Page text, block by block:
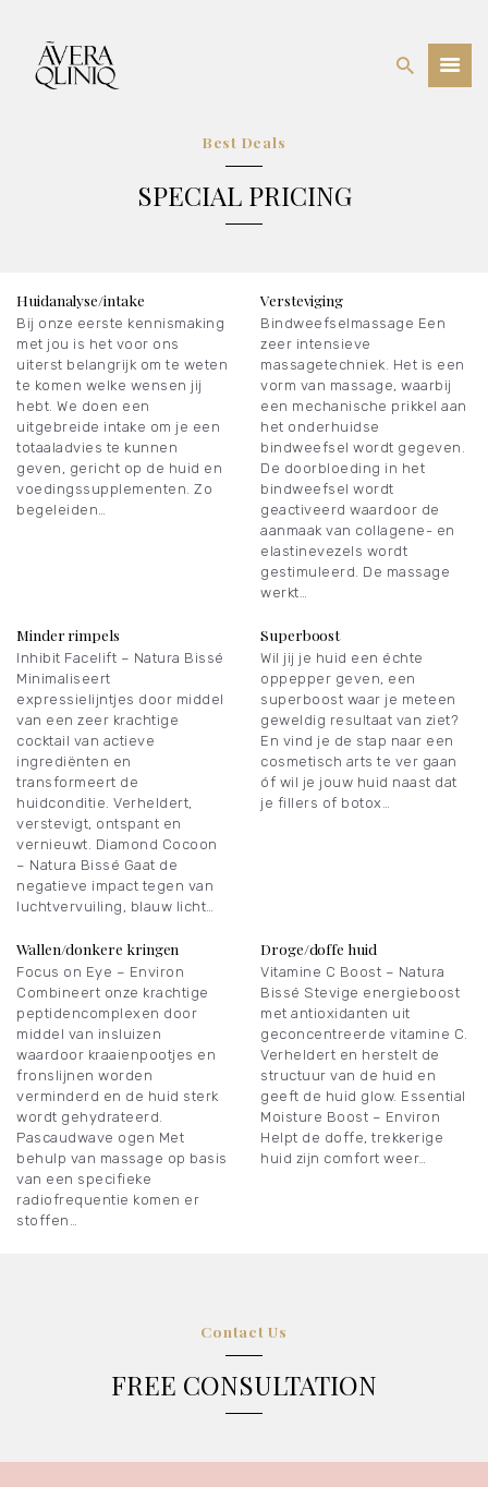
BEHANDELINGEN
WEBSHOP
Best Deals
SPECIAL PRICING
Huidanalyse/intake
Bij onze eerste kennismaking
met jou is het voor ons
uiterst belangrijk om te weten
te komen welke wensen jij
hebt. We doen een
uitgebreide intake om je een
totaaladvies te kunnen
geven, gericht op de huid en
voedingssupplementen. Zo
begeleiden…
Versteviging
Bindweefselmassage Een
zeer intensieve
massagetechniek. Het is een
vorm van massage, waarbij
een mechanische prikkel aan
het onderhuidse
bindweefsel wordt gegeven.
De doorbloeding in het
bindweefsel wordt
geactiveerd waardoor de
aanmaak van collagene- en
elastinevezels wordt
gestimuleerd. De massage
werkt…
Minder rimpels
Inhibit Facelift – Natura Bissé
Minimaliseert
expressielijntjes door middel
van een zeer krachtige
cocktail van actieve
ingrediënten en
transformeert de
huidconditie. Verheldert,
verstevigt, ontspant en
vernieuwt. Diamond Cocoon
– Natura Bissé Gaat de
negatieve impact tegen van
luchtvervuiling, blauw licht…
Superboost
Wil jij je huid een échte
oppepper geven, een
superboost waar je meteen
geweldig resultaat van ziet?
En vind je de stap naar een
cosmetisch arts te ver gaan
óf wil je jouw huid naast dat
je fillers of botox…
Wallen/donkere kringen
Focus on Eye – Environ
Combineert onze krachtige
peptidencomplexen door
middel van insluizen
waardoor kraaienpootjes en
fronslijnen worden
verminderd en de huid sterk
wordt gehydrateerd.
Pascaudwave ogen Met
behulp van massage op basis
van een specifieke
radiofrequentie komen er
stoffen…
Droge/doffe huid
Vitamine C Boost – Natura
Bissé Stevige energieboost
met antioxidanten uit
geconcentreerde vitamine C.
Verheldert en herstelt de
structuur van de huid en
geeft de huid glow. Essential
Moisture Boost – Environ
Helpt de doffe, trekkerige
huid zijn comfort weer…
Contact Us
FREE CONSULTATION